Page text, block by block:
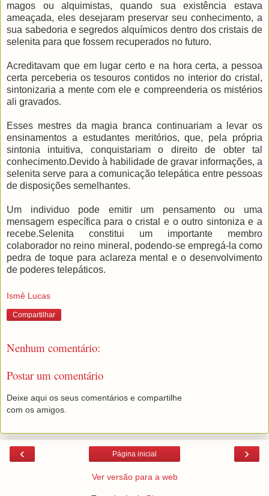
magos ou alquimistas, quando sua existência estava
ameaçada, eles desejaram preservar seu conhecimento, a
sua sabedoria e segredos alquímicos dentro dos cristais de
selenita para que fossem recuperados no futuro.
Acreditavam que em lugar certo e na hora certa, a pessoa
certa perceberia os tesouros contidos no interior do cristal,
sintonizaria a mente com ele e compreenderia os mistérios
ali gravados.
Esses mestres da magia branca continuariam a levar os
ensinamentos a estudantes meritórios, que, pela própria
sintonia intuitiva, conquistariam o direito de obter tal
conhecimento.Devido à habilidade de gravar informações, a
selenita serve para a comunicação telepática entre pessoas
de disposições semelhantes.
Um individuo pode emitir um pensamento ou uma
mensagem específica para o cristal e o outro sintoniza e a
recebe.Selenita constitui um importante membro
colaborador no reino mineral, podendo-se empregá-la como
pedra de toque para aclareza mental e o desenvolvimento
de poderes telepáticos.
Ismê Lucas
Compartilhar
Nenhum comentário:
Postar um comentário
Deixe aqui os seus comentários e compartilhe
com os amigos.
‹ ›
Página inicial
Ver versão para a web